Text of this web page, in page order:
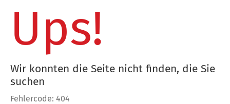
Ups!
Wir konnten die Seite nicht finden, die Sie
suchen
Fehlercode: 404